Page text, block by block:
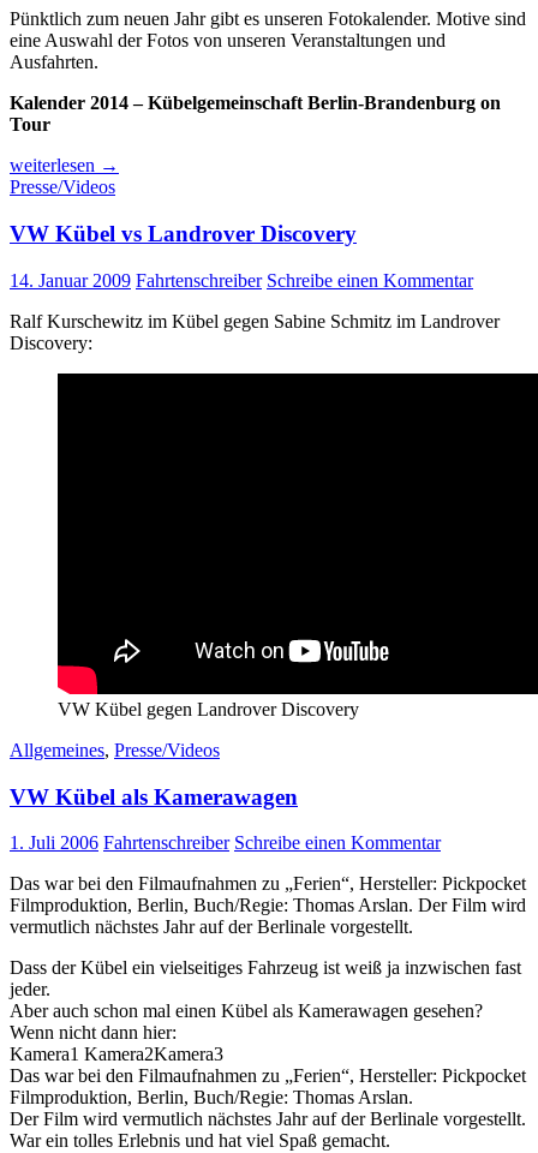
Pünktlich zum neuen Jahr gibt es unseren Fotokalender. Motive sind
eine Auswahl der Fotos von unseren Veranstaltungen und
Ausfahrten.
Kalender 2014 – Kübelgemeinschaft Berlin-Brandenburg on
Tour
Kalender
2014
now!
weiterlesen →
Presse/Videos
VW Kübel vs Landrover Discovery
14. Januar 2009 Fahrtenschreiber Schreibe einen Kommentar
Ralf Kurschewitz im Kübel gegen Sabine Schmitz im Landrover
Discovery:
VW Kübel gegen Landrover Discovery
Allgemeines, Presse/Videos
VW Kübel als Kamerawagen
1. Juli 2006 Fahrtenschreiber Schreibe einen Kommentar
Das war bei den Filmaufnahmen zu „Ferien“, Hersteller: Pickpocket
Filmproduktion, Berlin, Buch/Regie: Thomas Arslan. Der Film wird
vermutlich nächstes Jahr auf der Berlinale vorgestellt.
Dass der Kübel ein vielseitiges Fahrzeug ist weiß ja inzwischen fast
jeder.
Aber auch schon mal einen Kübel als Kamerawagen gesehen?
Wenn nicht dann hier:
Kamera1 Kamera2Kamera3
Das war bei den Filmaufnahmen zu „Ferien“, Hersteller: Pickpocket
Filmproduktion, Berlin, Buch/Regie: Thomas Arslan.
Der Film wird vermutlich nächstes Jahr auf der Berlinale vorgestellt.
War ein tolles Erlebnis und hat viel Spaß gemacht.